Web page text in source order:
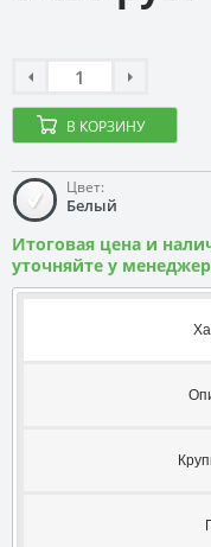
В КОРЗИНУ
Цвет:
Белый
Итоговая цена и
уточняйте у